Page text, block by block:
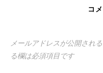
コ
メールアドレスが公開され
る欄は必須項目です